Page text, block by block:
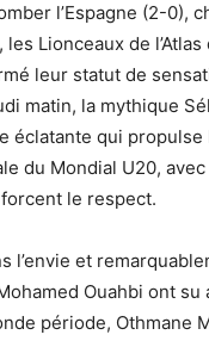
l’Espagne (2-0),
les Lionceaux de
leur statut de
matin, la mythique
éclatante qui propulse
du Mondial U20,
le respect.
l’envie et
Ouahbi ont
période, Othmane